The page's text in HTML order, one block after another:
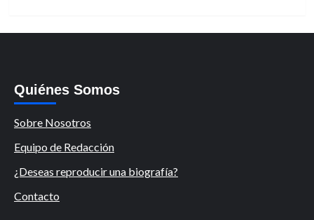
Quiénes Somos
Sobre Nosotros
Equipo de Redacción
¿Deseas reproducir una biografía?
Contacto